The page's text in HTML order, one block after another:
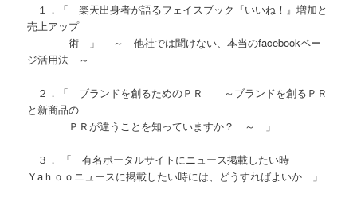
１．「 楽天出身者が語るフェイスブック『いいね！』増加と
売上アップ
術 」 ～ 他社では聞けない、本当のfacebookペー
ジ活用法 ～
２．「 ブランドを創るためのＰＲ ～ブランドを創るＰＲ
と新商品の
ＰＲが違うことを知っていますか？ ～ 」
３． 「 有名ポータルサイトにニュース掲載したい時
Ｙaｈｏｏニュースに掲載したい時には、どうすればよいか 」